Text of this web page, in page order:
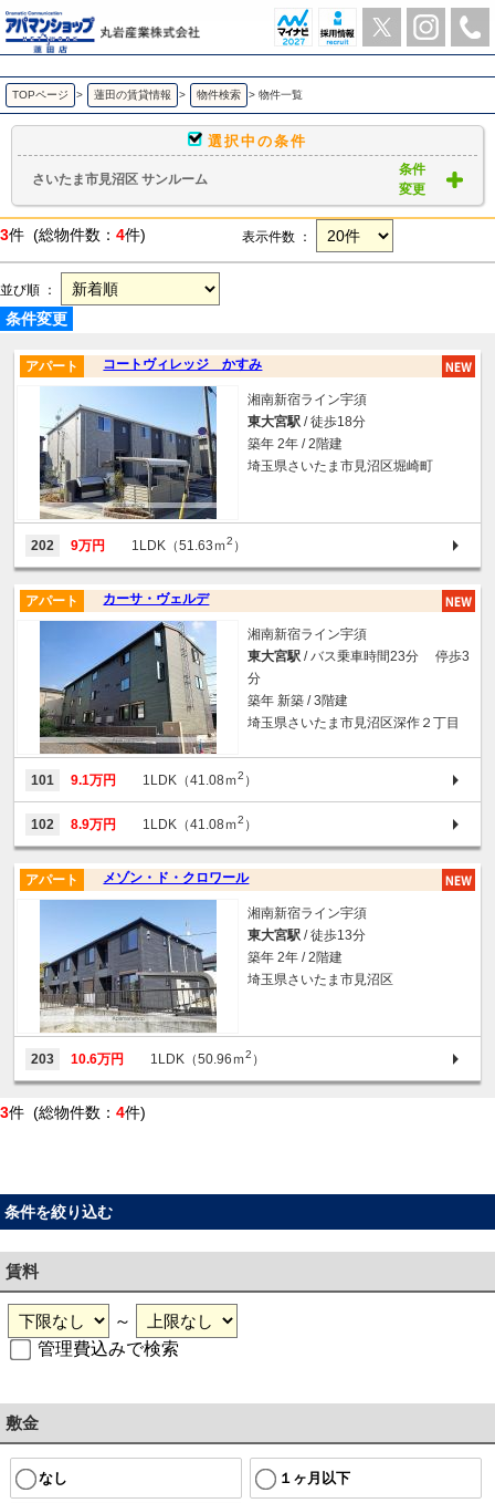
さいたま市見沼区 サンルーム ｜賃貸物件一覧｜ アパマンショップ蓮田店-丸岩産業株式会社-
TOPページ > 蓮田の賃貸情報 > 物件検索 > 物件一覧
選択中の条件
さいたま市見沼区 サンルーム
条件
変更
3件 (総物件数： 4件) 表示件数 ：
並び順 ：
条件変更
コートヴィレッジ かすみ
アパート
湘南新宿ライン宇須
東大宮駅 / 徒歩18分
築年 2年 / 2階建
埼玉県さいたま市見沼区堀崎町
202 9万円 1LDK（51.63ｍ2 ）
カーサ・ヴェルデ
アパート
湘南新宿ライン宇須
東大宮駅 / バス乗車時間23分 停歩3
分
築年 新築 / 3階建
埼玉県さいたま市見沼区深作２丁目
101 9.1万円 1LDK（41.08ｍ2 ）
102 8.9万円 1LDK（41.08ｍ2 ）
メゾン・ド・クロワール
アパート
湘南新宿ライン宇須
東大宮駅 / 徒歩13分
築年 2年 / 2階建
埼玉県さいたま市見沼区
203 10.6万円 1LDK（50.96ｍ2 ）
3件 (総物件数： 4件)
条件を絞り込む
賃料
～
管理費込みで検索
敷金
なし １ヶ月以下